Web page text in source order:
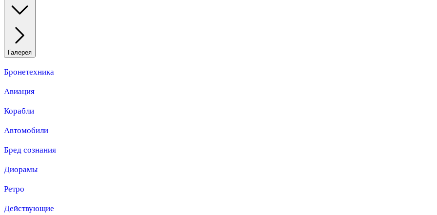
Галерея
Бронетехника
Авиация
Корабли
Автомобили
Бред сознания
Диорамы
Ретро
Действующие